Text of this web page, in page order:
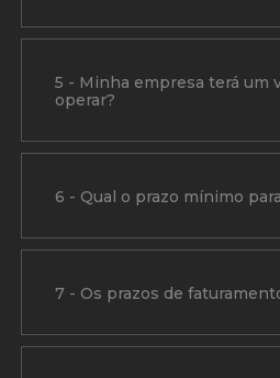
5 - Minha empresa terá um
operar?
6 - Qual o prazo mínimo
7 - Os prazos de